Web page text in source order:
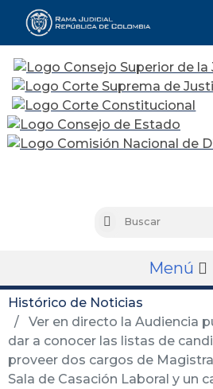
Buscar
Menú
Histórico de Noticias
Ver en directo la Audiencia
dar a conocer las listas de
proveer dos cargos de
Sala de Casación Laboral y un